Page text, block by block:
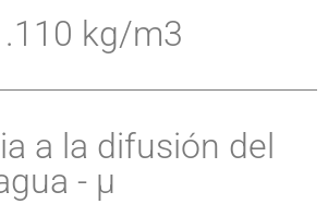
kg/m3
a la difusión del
- μ